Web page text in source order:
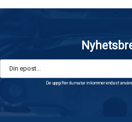
De uppgifter du matar in kommer endast